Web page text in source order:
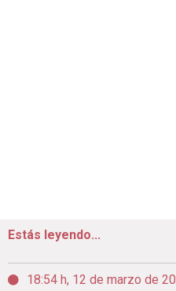
Estás leyendo...
18:54 h, 12 de marzo de